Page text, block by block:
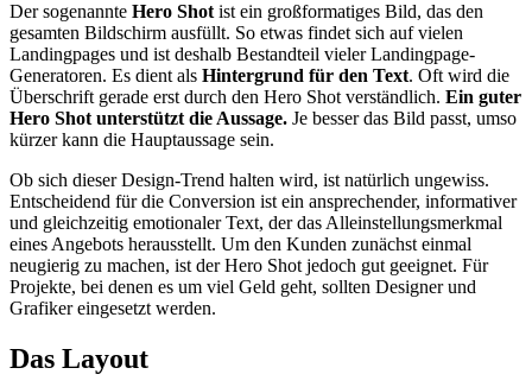
Der sogenannte Hero Shot ist ein großformatiges Bild, das den
gesamten Bildschirm ausfüllt. So etwas findet sich auf vielen
Landingpages und ist deshalb Bestandteil vieler Landingpage-
Generatoren. Es dient als Hintergrund für den Text. Oft wird die
Überschrift gerade erst durch den Hero Shot verständlich. Ein guter
Hero Shot unterstützt die Aussage. Je besser das Bild passt, umso
kürzer kann die Hauptaussage sein.
Ob sich dieser Design-Trend halten wird, ist natürlich ungewiss.
Entscheidend für die Conversion ist ein ansprechender, informativer
und gleichzeitig emotionaler Text, der das Alleinstellungsmerkmal
eines Angebots herausstellt. Um den Kunden zunächst einmal
neugierig zu machen, ist der Hero Shot jedoch gut geeignet. Für
Projekte, bei denen es um viel Geld geht, sollten Designer und
Grafiker eingesetzt werden.
Das Layout